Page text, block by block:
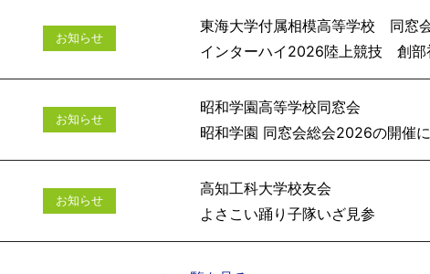
お知らせ
東海大学付属相模高等学校 同窓
インターハイ2026陸上競技
お知らせ
昭和学園高等学校同窓会
昭和学園 同窓会総会
お知らせ
高知工科大学校友会
よさこい踊り